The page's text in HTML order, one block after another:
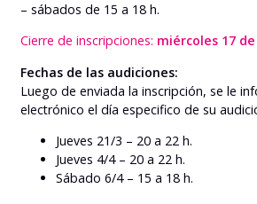
– sábados de 15 a 18 h.
Cierre de inscripciones: miércoles 17
Fechas de las audiciones:
Luego de enviada la inscripción, se le
electrónico el día especifico de su
Jueves 21/3 – 20 a 22 h.
Jueves 4/4 – 20 a 22 h.
Sábado 6/4 – 15 a 18 h.